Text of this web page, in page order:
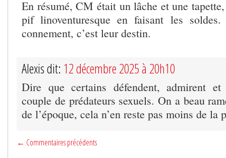
En résumé, CM était un lâche et une
pif linoventuresque en faisant les
connement, c’est leur destin.
Alexis dit: 12 décembre 2025 à 20h10
Dire que certains défendent, admirent
couple de prédateurs sexuels. On a beau
de l’époque, cela n’en reste pas moins de la
← Commentaires précédents